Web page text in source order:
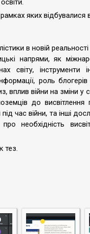
яких відбувалися
в новій реальності
напрями, як
світу, інструменти
роль блогерів
вплив війни на зміни у
до висвітлення
час війни, та інші
необхідність
тез.